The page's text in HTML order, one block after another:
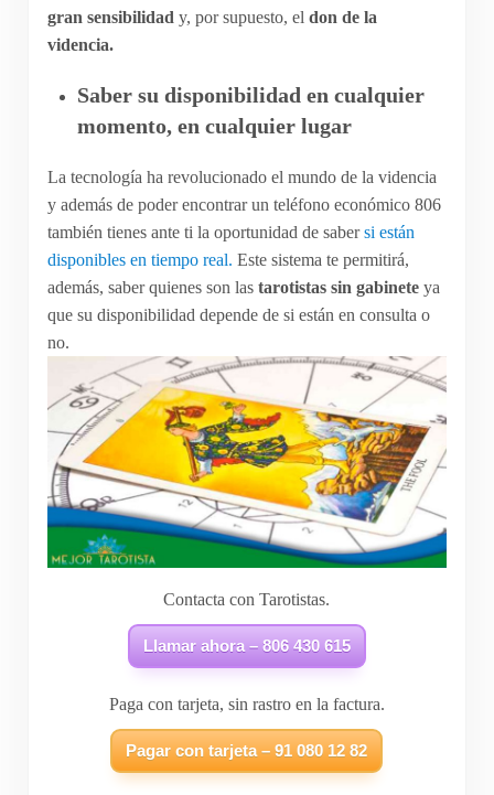
gran sensibilidad y, por supuesto, el don de la
videncia.
Saber su disponibilidad en cualquier
momento, en cualquier lugar
La tecnología ha revolucionado el mundo de la videncia
y además de poder encontrar un teléfono económico 806
también tienes ante ti la oportunidad de sabersi están
disponibles en tiempo real. Este sistema te permitirá,
además, saber quienes son las tarotistas sin gabineteya
que su disponibilidad depende de si están en consulta o
no.
Contacta con Tarotistas.
Llamar ahora – 806 430 615
Paga con tarjeta, sin rastro en la factura.
Pagar con tarjeta – 91 080 12 82